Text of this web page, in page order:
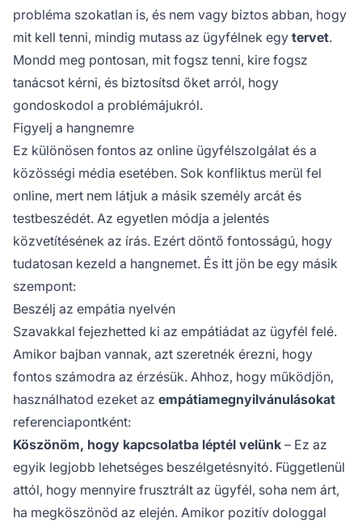
probléma szokatlan is, és nem vagy biztos abban, hogy
mit kell tenni, mindig mutass az ügyfélnek egy tervet.
Mondd meg pontosan, mit fogsz tenni, kire fogsz
tanácsot kérni, és biztosítsd őket arról, hogy
gondoskodol a problémájukról.
Figyelj a hangnemre
Ez különösen fontos az online ügyfélszolgálat és a
közösségi média esetében. Sok konfliktus merül fel
online, mert nem látjuk a másik személy arcát és
testbeszédét. Az egyetlen módja a jelentés
közvetítésének az írás. Ezért döntő fontosságú, hogy
tudatosan kezeld a hangnemet. És itt jön be egy másik
szempont:
Beszélj az empátia nyelvén
Szavakkal fejezhetted ki az empátiádat az ügyfél felé.
Amikor bajban vannak, azt szeretnék érezni, hogy
fontos számodra az érzésük. Ahhoz, hogy működjön,
használhatod ezeket az empátiamegnyilvánulásokat
referenciapontként:
Köszönöm, hogy kapcsolatba léptél velünk – Ez az
egyik legjobb lehetséges beszélgetésnyitó. Függetlenül
attól, hogy mennyire frusztrált az ügyfél, soha nem árt,
ha megköszönöd az elején. Amikor pozitív dologgal